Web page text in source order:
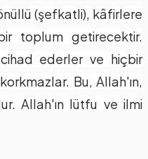
(şefkatli), kâfirlere
toplum getirecektir.
ederler ve hiçbir
korkmazlar. Bu, Allah'ın,
Allah'ın lütfu ve ilmi